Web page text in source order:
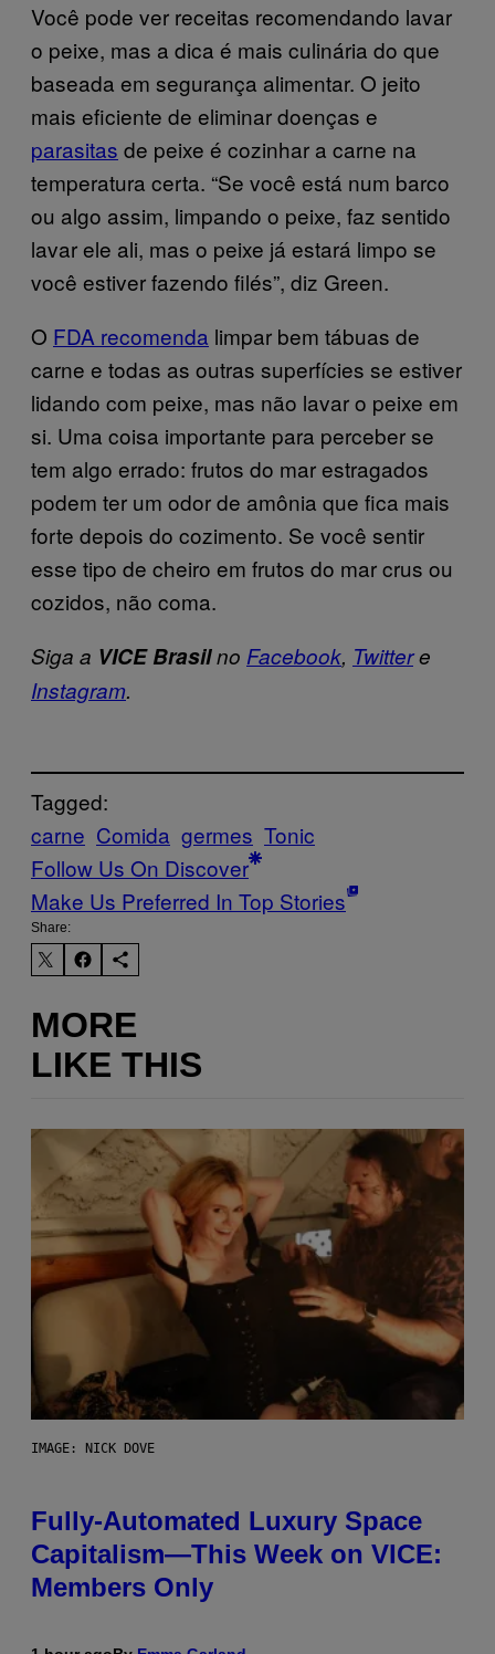
Você pode ver receitas recomendando lavar
o peixe, mas a dica é mais culinária do que
baseada em segurança alimentar. O jeito
mais eficiente de eliminar doenças e
parasitas de peixe é cozinhar a carne na
temperatura certa. “Se você está num barco
ou algo assim, limpando o peixe, faz sentido
lavar ele ali, mas o peixe já estará limpo se
você estiver fazendo filés”, diz Green.
O FDA recomenda limpar bem tábuas de
carne e todas as outras superfícies se estiver
lidando com peixe, mas não lavar o peixe em
si. Uma coisa importante para perceber se
tem algo errado: frutos do mar estragados
podem ter um odor de amônia que fica mais
forte depois do cozimento. Se você sentir
esse tipo de cheiro em frutos do mar crus ou
cozidos, não coma.
Siga a VICE Brasilno Facebook, Twittere
Instagram.
Tagged:
carne Comida germes Tonic
Follow Us On Discover
Make Us Preferred In Top Stories
Share:
MORE
LIKE THIS
IMAGE: NICK DOVE
Fully-Automated Luxury Space
Capitalism—This Week on VICE:
Members Only